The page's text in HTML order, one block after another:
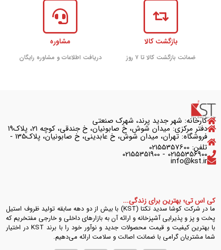
بازگشت کالا
ضمانت بازگشت کالا تا ۷ روز
مشاوره
دریافت اطلاعات و مشاوره رایگان
کارخانه: شهر جدید پرند، شهرک صنعتی
دفتر مرکزی: میدان شوش، خ صابونیان، خ جندقی، کوچه ۲۱، پلاک۱۹
فروشگاه: تهران، میدان شوش، خ عابدینی، خ صابونیان، پلاک135 -
تلفن: 02155357600
02155356900 - 02155351900
info@kst.ir
کی اس تی؛ بهترین برای زندگی...
ما در شرکت کوشا سدید تکتا (KST) با بیش از دو دهه سابقه تولید ظروف استیل
پخت و پز و پذیرایی آشپزخانه و ارائه آن به بازارهای داخلی و خارجی مفتخریم که
با بهترین کیفیت و قیمت محصولات جدید و نوآور خود را با برند KST در اختیار
شما مشتریان گرامی با ضمانت اصالت و سلامت ارائه می‌دهیم.